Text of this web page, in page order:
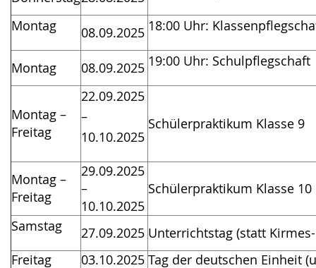
Montag 08.09.2025 18:00 Uhr:
Montag 08.09.2025 19:00 Uhr: Schulpflegschaft
Montag –
Freitag
22.09.2025
–
10.10.2025
Schülerpraktikum Klasse 9
Montag –
Freitag
29.09.2025
–
10.10.2025
Schülerpraktikum Klasse 10
Samstag 27.09.2025 Unterrichtstag (statt
Freitag
03.10.2025 Tag der deutschen Einheit
wird
angezeigt.